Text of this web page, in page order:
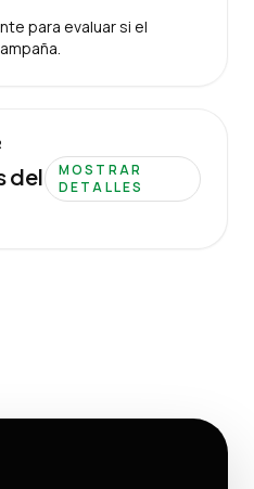
para evaluar si el
del
MOSTRAR
DETALLES